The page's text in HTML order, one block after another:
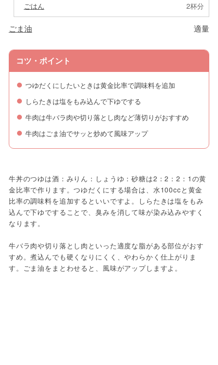
ごはん
2杯分
ごま油 適量
コツ・ポイント
つゆだくにしたいときは黄金比率で調味料を追加
しらたきは塩をもみ込んで下ゆでする
牛肉は牛バラ肉や切り落とし肉など薄切りがおすすめ
牛肉はごま油でサッと炒めて風味アップ
牛丼のつゆは酒：みりん：しょうゆ：砂糖は2：2：2：1の黄
金比率で作ります。つゆだくにする場合は、水100ccと黄金
比率の調味料を追加するといいですよ。しらたきは塩をもみ
込んで下ゆですることで、臭みを消して味が染み込みやすく
なります。
牛バラ肉や切り落とし肉といった適度な脂がある部位がおす
すめ。煮込んでも硬くなりにくく、やわらかく仕上がりま
す。ごま油をまとわせると、風味がアップしますよ。